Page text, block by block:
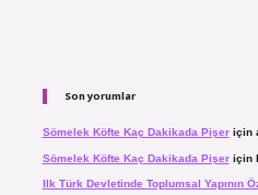
Son yorumlar
Sömelek Köfte Kaç Dakikada Pişeriçin
Sömelek Köfte Kaç Dakikada Pişeriçin
Ilk Türk Devletinde Toplumsal Yapının